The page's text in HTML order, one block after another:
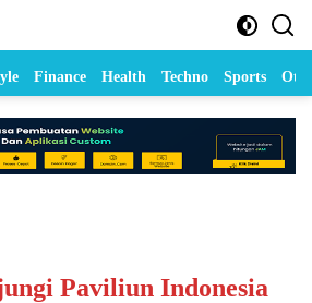
Finance Health Techno Sports
Paviliun Indonesia